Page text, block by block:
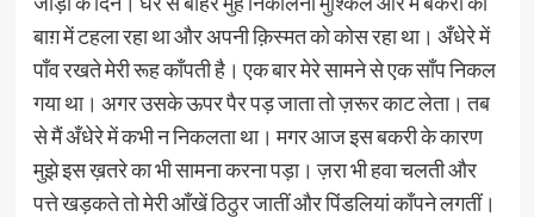
बाग़ में टहला रहा था और अपनी क़िस्मत को कोस रहा था। अँधेरे में
पाँव रखते मेरी रूह काँपती है। एक बार मेरे सामने से एक साँप निकल
गया था। अगर उसके ऊपर पैर पड़ जाता तो ज़रूर काट लेता। तब
से मैं अँधेरे में कभी न निकलता था। मगर आज इस बकरी के कारण
मुझे इस ख़तरे का भी सामना करना पड़ा। ज़रा भी हवा चलती और
पत्ते खड़कते तो मेरी आँखें ठिठुर जातीं और पिंडलियां काँपने लगतीं।